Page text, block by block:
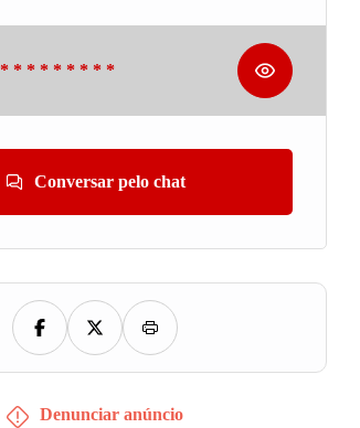
* * * * * * * * *
Conversar pelo chat
Denunciar anúncio